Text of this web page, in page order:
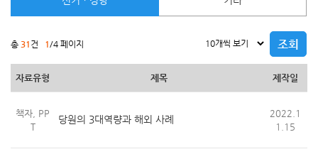
총 31 건 1/4 페이지 조회
자료유형 제목 제작일
책자, PP
T
당원의 3대역량과 해외 사례
2022.1
1.15